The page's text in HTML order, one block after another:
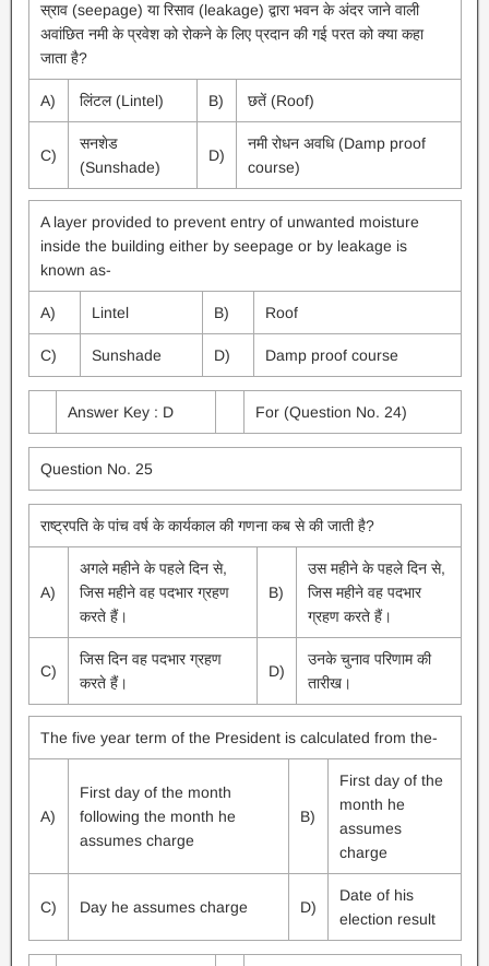
स्राव (seepage) या रिसाव (leakage) द्वारा भवन के अंदर जाने वाली
अवांछित नमी के प्रवेश को रोकने के लिए प्रदान की गई परत को क्या कहा
जाता है?
A) लिंटल (Lintel) B) छतें (Roof)
C)
सनशेड
(Sunshade)
D)
नमी रोधन अवधि (Damp proof
course)
A layer provided to prevent entry of unwanted moisture
inside the building either by seepage or by leakage is
known as-
A) Lintel B) Roof
C) Sunshade D) Damp proof course
Answer Key : D For (Question No. 24)
Question No. 25
राष्ट्रपति के पांच वर्ष के कार्यकाल की गणना कब से की जाती है?
A)
अगले महीने के पहले दिन से,
जिस महीने वह पदभार ग्रहण
करते हैं।
B)
उस महीने के पहले दिन से,
जिस महीने वह पदभार
ग्रहण करते हैं।
C)
जिस दिन वह पदभार ग्रहण
करते हैं।
D)
उनके चुनाव परिणाम की
तारीख।
The five year term of the President is calculated from the-
A)
First day of the month
following the month he
assumes charge
B)
First day of the
month he
assumes
charge
C) Day he assumes charge D)
Date of his
election result